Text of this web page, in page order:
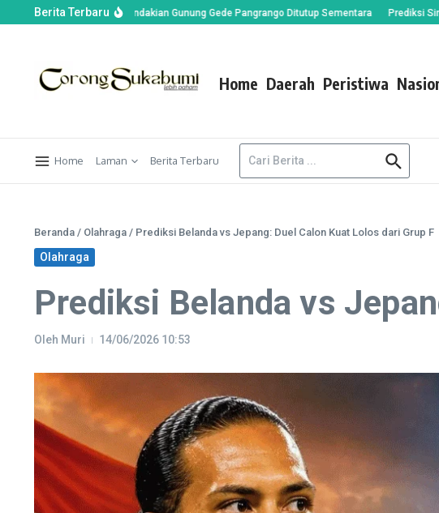
Berita Terbaru
Suryakencana, Pendakian Gunung Gede Pangrango Ditutup Sementara Prediksi Singapura
Home Daerah Peristiwa
Home Laman Berita Terbaru
Beranda / Olahraga / Prediksi Belanda vs Jepang: Duel Calon Kuat Lolos dari Grup F
Olahraga
Prediksi Belanda vs
Oleh Muri 14/06/2026 10:53